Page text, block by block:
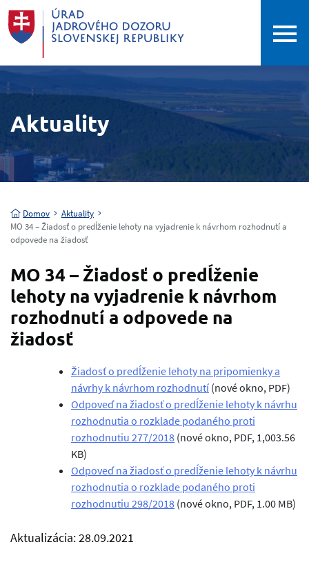
Aktuality
Domov
Aktuality
MO 34 – Žiadosť o predĺženie lehoty na vyjadrenie k návrhom rozhodnutí a
odpovede na žiadosť
MO 34 – Žiadosť o predĺženie
lehoty na vyjadrenie k návrhom
rozhodnutí a odpovede na
žiadosť
Žiadosť o predĺženie lehoty na pripomienky a
návrhy k návrhom rozhodnutí (nové okno, PDF)
Odpoveď na žiadosť o predĺženie lehoty k návrhu
rozhodnutia o rozklade podaného proti
rozhodnutiu 277/2018 (nové okno, PDF, 1,003.56
KB)
Odpoveď na žiadosť o predĺženie lehoty k návrhu
rozhodnutia o rozklade podaného proti
rozhodnutiu 298/2018 (nové okno, PDF, 1.00 MB)
Aktualizácia: 28.09.2021